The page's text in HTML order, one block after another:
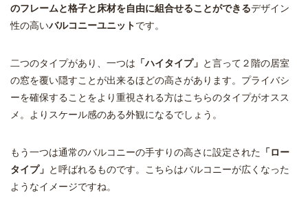
のフレームと格子と床材を自由に組合せることができるデザイン
性の高いバルコニーユニットです。
二つのタイプがあり、一つは 「ハイタイプ」 と言って２階の居室
の窓を覆い隠すことが出来るほどの高さがあります。プライバシ
ーを確保することをより重視される方はこちらのタイプがオスス
メ。よりスケール感のある外観になるでしょう。
もう一つは通常のバルコニーの手すりの高さに設定された 「ロー
タイプ」 と呼ばれるものです。こちらはバルコニーが広くなった
ようなイメージですね。